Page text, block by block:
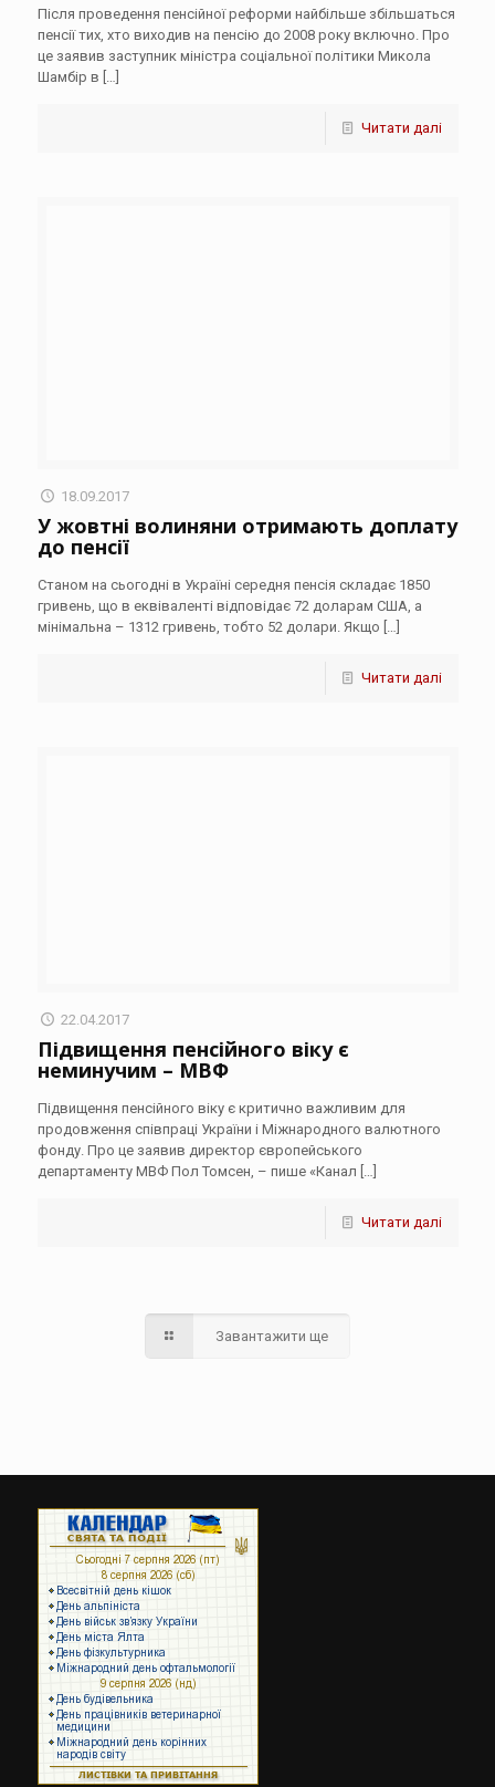
Після проведення пенсійної реформи найбільше збільшаться
пенсії тих, хто виходив на пенсію до 2008 року включно. Про
це заявив заступник міністра соціальної політики Микола
Шамбір в […]
Читати далі
18.09.2017
У жовтні волиняни отримають доплату
до пенсії
Станом на сьогодні в Україні середня пенсія складає 1850
гривень, що в еквіваленті відповідає 72 доларам США, а
мінімальна – 1312 гривень, тобто 52 долари. Якщо […]
Читати далі
22.04.2017
Підвищення пенсійного віку є
неминучим – МВФ
Підвищення пенсійного віку є критично важливим для
продовження співпраці України і Міжнародного валютного
фонду. Про це заявив директор європейського
департаменту МВФ Пол Томсен, – пише «Канал […]
Читати далі
Завантажити ще